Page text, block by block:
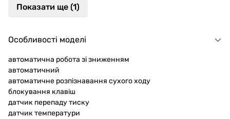
Показати ще (1)
Особливості моделі
автоматична робота зі зниженням
автоматичний
автоматичне розпізнавання сухого ходу
блокування клавіш
датчик перепаду тиску
датчик температури